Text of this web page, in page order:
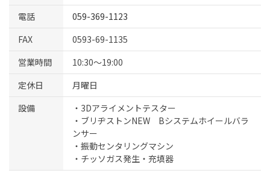
電話
059-369-1123
FAX
0593-69-1135
営業時間
10:30～19:00
定休日
月曜日
設備
・3Dアライメントテスター
・ブリヂストンNEW Bシステムホイールバラ
ンサー
・振動センタリングマシン
・チッソガス発生・充填器